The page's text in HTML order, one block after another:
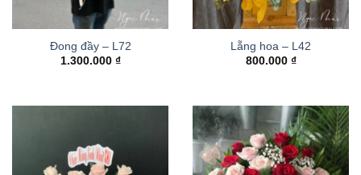
Đong đầy – L72
1.300.000 ₫
Lẵng hoa – L42
800.000 ₫